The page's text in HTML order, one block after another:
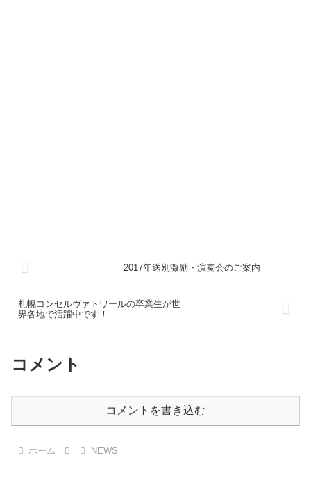
2017年送別激励・演奏会のご案内
札幌コンセルヴァトワールの卒業生が世
界各地で活躍中です！
コメント
コメントを書き込む
ホーム NEWS